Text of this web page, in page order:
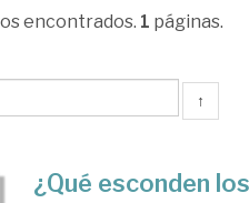
encontrados. 1 páginas.
↑
¿Qué esconden